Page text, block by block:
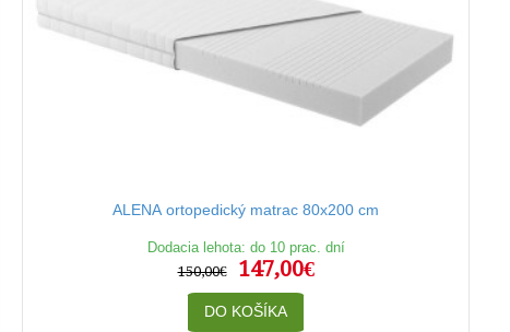
ALENA ortopedický matrac 80x200 cm
Dodacia lehota: do 10 prac. dní
150,00€
147,00€
DO KOŠÍKA